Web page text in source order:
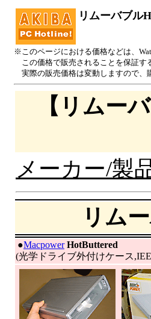
リムーバブル
※このページにおける価格などは、
この価格で販売されることを保証す
実際の販売価格は変動しますので、
【リムー
メーカー/製
リム
●Macpower HotButtered
(光学ドライブ外付けケース